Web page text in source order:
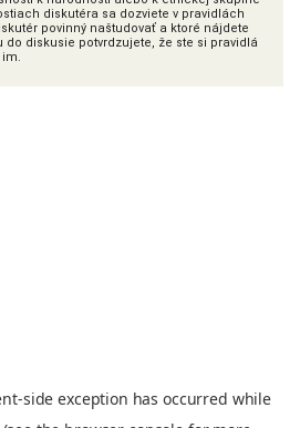
diskutéra sa dozviete v pravidlách
povinný naštudovať a ktoré nájdete
do diskusie potvrdzujete, že ste si pravidlá